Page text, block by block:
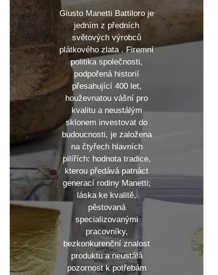
Giusto Manetti Battiloro je
jedním z předních
světových výrobců
plátkového zlata . Firemní
politika společnosti,
podpořená historií
přesahující 400 let,
houževnatou vášní pro
kvalitu a neustálým
sklonem investovat do
budoucnosti, je založena
na čtyřech hlavních
pilířích: hodnota tradice,
kterou předává patnáct
generací rodiny Manetti;
láska ke kvalitě,
pěstovaná
specializovanými
pracovníky,
bezkonkurenční znalost
produktu a neustálá
pozornost k potřebám